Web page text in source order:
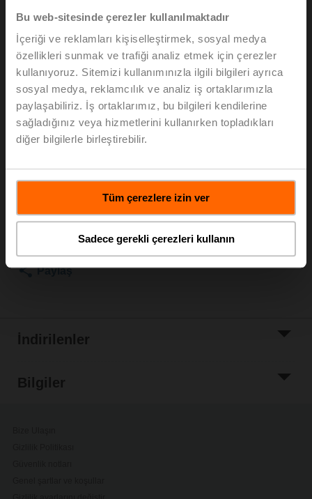
Bu web-sitesinde çerezler kullanılmaktadır
İçeriği ve reklamları kişiselleştirmek, sosyal medya
özellikleri sunmak ve trafiği analiz etmek için çerezler
kullanıyoruz. Sitemizi kullanımınızla ilgili bilgileri ayrıca
sosyal medya, reklamcılık ve analiz iş ortaklarımızla
paylaşabiliriz. İş ortaklarımız, bu bilgileri kendilerine
sağladığınız veya hizmetlerini kullanırken topladıkları
diğer bilgilerle birleştirebilir.
Tüm çerezlere izin ver
Sadece gerekli çerezleri kullanın
ZCQ-FL
Debi sınırlayıcı PIQCV
Liste fiyatı EUR 29,60
Sepete ekle
Paylaş
İndirilenler
Bilgiler